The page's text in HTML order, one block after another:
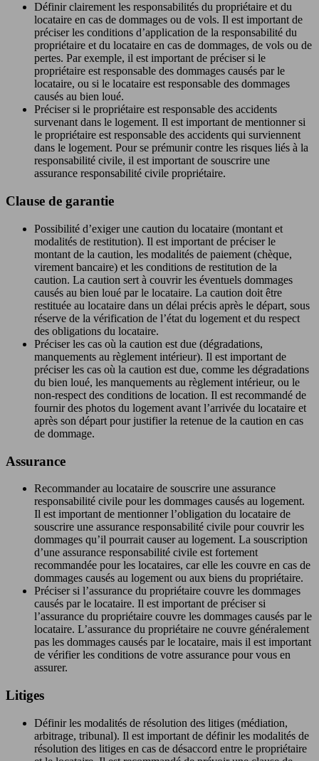
Définir clairement les responsabilités du propriétaire et du
locataire en cas de dommages ou de vols. Il est important de
préciser les conditions d’application de la responsabilité du
propriétaire et du locataire en cas de dommages, de vols ou de
pertes. Par exemple, il est important de préciser si le
propriétaire est responsable des dommages causés par le
locataire, ou si le locataire est responsable des dommages
causés au bien loué.
Préciser si le propriétaire est responsable des accidents
survenant dans le logement. Il est important de mentionner si
le propriétaire est responsable des accidents qui surviennent
dans le logement. Pour se prémunir contre les risques liés à la
responsabilité civile, il est important de souscrire une
assurance responsabilité civile propriétaire.
Clause de garantie
Possibilité d’exiger une caution du locataire (montant et
modalités de restitution). Il est important de préciser le
montant de la caution, les modalités de paiement (chèque,
virement bancaire) et les conditions de restitution de la
caution. La caution sert à couvrir les éventuels dommages
causés au bien loué par le locataire. La caution doit être
restituée au locataire dans un délai précis après le départ, sous
réserve de la vérification de l’état du logement et du respect
des obligations du locataire.
Préciser les cas où la caution est due (dégradations,
manquements au règlement intérieur). Il est important de
préciser les cas où la caution est due, comme les dégradations
du bien loué, les manquements au règlement intérieur, ou le
non-respect des conditions de location. Il est recommandé de
fournir des photos du logement avant l’arrivée du locataire et
après son départ pour justifier la retenue de la caution en cas
de dommage.
Assurance
Recommander au locataire de souscrire une assurance
responsabilité civile pour les dommages causés au logement.
Il est important de mentionner l’obligation du locataire de
souscrire une assurance responsabilité civile pour couvrir les
dommages qu’il pourrait causer au logement. La souscription
d’une assurance responsabilité civile est fortement
recommandée pour les locataires, car elle les couvre en cas de
dommages causés au logement ou aux biens du propriétaire.
Préciser si l’assurance du propriétaire couvre les dommages
causés par le locataire. Il est important de préciser si
l’assurance du propriétaire couvre les dommages causés par le
locataire. L’assurance du propriétaire ne couvre généralement
pas les dommages causés par le locataire, mais il est important
de vérifier les conditions de votre assurance pour vous en
assurer.
Litiges
Définir les modalités de résolution des litiges (médiation,
arbitrage, tribunal). Il est important de définir les modalités de
résolution des litiges en cas de désaccord entre le propriétaire